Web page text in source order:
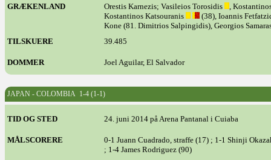
GRÆKENLAND
Orestis Karnezis; Vasileios Torosidis
,
Kostantinos Katsouranis
(38), Ioannis
Kone (81. Dimitrios Salpingidis), Georgios
TILSKUERE
39.485
DOMMER Joel Aguilar, El Salvador
JAPAN - COLOMBIA 1-4 (1-1)
TID OG STED 24. juni 2014 på Arena Pantanal i Cuiaba
MÅLSCORERE
0-1 Juann Cuadrado, straffe (17) ; 1-1 Shinji
; 1-4 James Rodriguez (90)